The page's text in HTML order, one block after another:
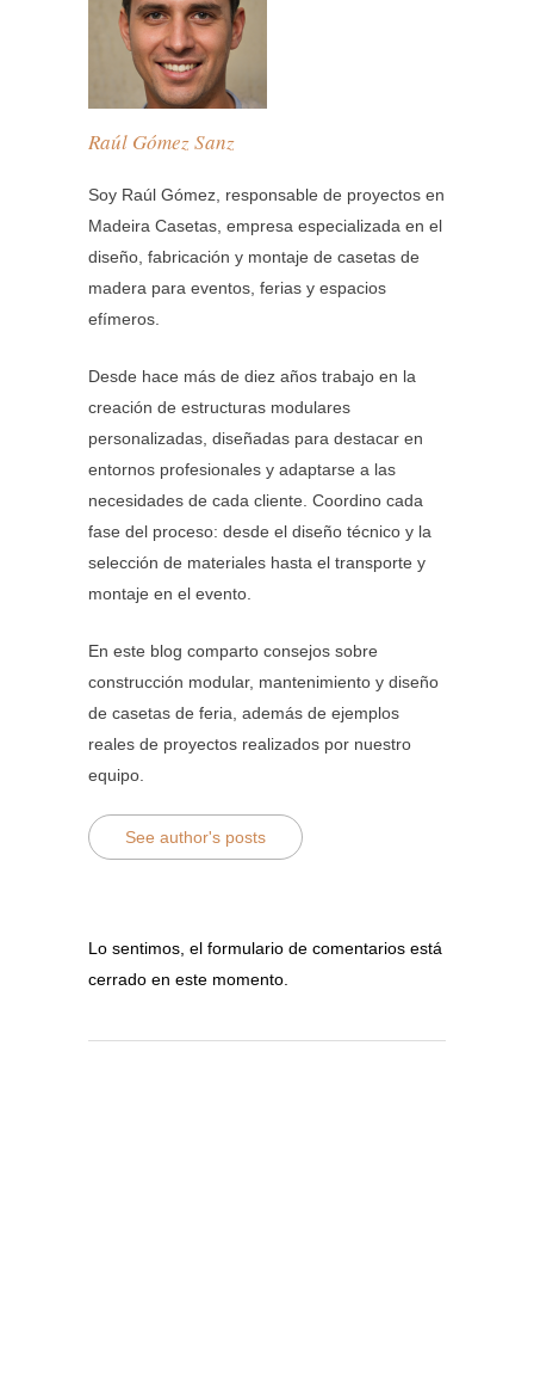
Raúl Gómez Sanz
Soy Raúl Gómez, responsable de proyectos en
Madeira Casetas, empresa especializada en el
diseño, fabricación y montaje de casetas de
madera para eventos, ferias y espacios
efímeros.
Desde hace más de diez años trabajo en la
creación de estructuras modulares
personalizadas, diseñadas para destacar en
entornos profesionales y adaptarse a las
necesidades de cada cliente. Coordino cada
fase del proceso: desde el diseño técnico y la
selección de materiales hasta el transporte y
montaje en el evento.
En este blog comparto consejos sobre
construcción modular, mantenimiento y diseño
de casetas de feria, además de ejemplos
reales de proyectos realizados por nuestro
equipo.
See author's posts
Lo sentimos, el formulario de comentarios está
cerrado en este momento.